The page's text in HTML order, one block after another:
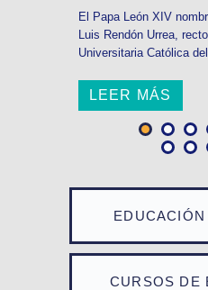
CURSOS DE
El Papa León XIV
Luis Rendón Urrea,
Universitaria Católica
LEER MÁS